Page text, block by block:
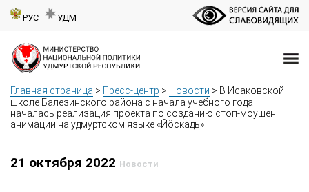
РУС УДМ
Главная страница > Пресс-центр > Новости > В Исаковской
школе Балезинского района с начала учебного года
началась реализация проекта по созданию стоп-моушен
анимации на удмуртском языке «Йӧскадь»
21 октября 2022 Новости